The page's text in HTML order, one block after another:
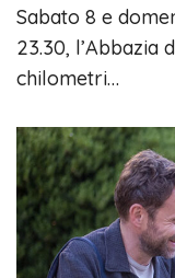
Sabato 8 e
23.30, l’Abbazia
chilometri…